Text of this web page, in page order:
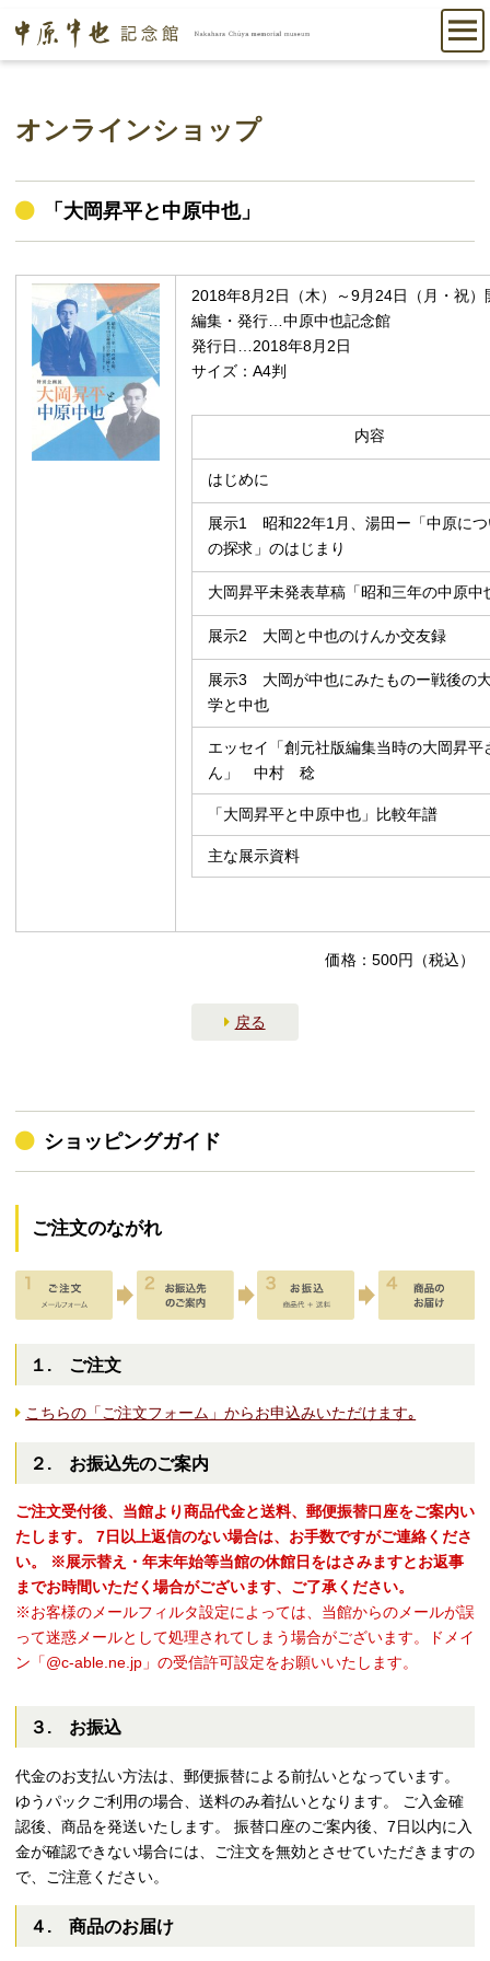
オンラインショップ
「大岡昇平と中原中也」
2018年8月2日（木）～9月24日（月・祝
編集・発行…中原中也記念館
発行日…2018年8月2日
サイズ：A4判
内容
はじめに
展示1 昭和22年1月、湯田ー「中原に
の探求」のはじまり
大岡昇平未発表草稿「昭和三年の中原中
展示2 大岡と中也のけんか交友録
展示3 大岡が中也にみたものー戦後の
学と中也
エッセイ「創元社版編集当時の大岡昇平
ん」 中村 稔
「大岡昇平と中原中也」比較年譜
主な展示資料
価格：500円（税込）
戻る
ショッピングガイド
ご注文のながれ
１. ご注文
こちらの「ご注文フォーム」からお申込みいただけます｡
２. お振込先のご案内
ご注文受付後、当館より商品代金と送料、郵便振替口座をご案内い
たします。
7日以上返信のない場合は、お手数ですがご連絡くださ
い。
※展示替え・年末年始等当館の休館日をはさみますとお返事
までお時間いただく場合がございます、ご了承ください。
※お客様のメールフィルタ設定によっては、当館からのメールが誤
って迷惑メールとして処理されてしまう場合がございます。ドメイ
ン「@c-able.ne.jp」の受信許可設定をお願いいたします。
３. お振込
代金のお支払い方法は、郵便振替による前払いとなっています。
ゆうパックご利用の場合、送料のみ着払いとなります。 ご入金確
認後、商品を発送いたします。 振替口座のご案内後、7日以内に入
金が確認できない場合には、ご注文を無効とさせていただきますの
で、ご注意ください。
４. 商品のお届け